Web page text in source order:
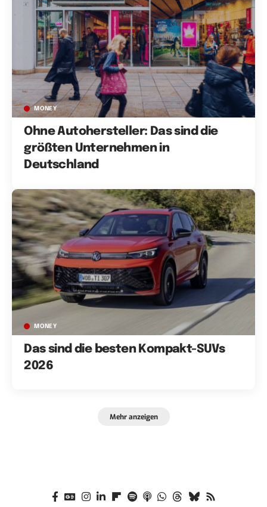
MONEY
Ohne Autohersteller: Das sind die
größten Unternehmen in
Deutschland
MONEY
Das sind die besten Kompakt-SUVs
2026
Mehr anzeigen